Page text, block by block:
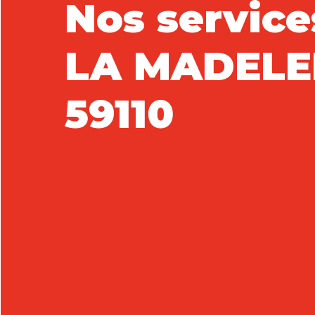
Nos
LA
59110